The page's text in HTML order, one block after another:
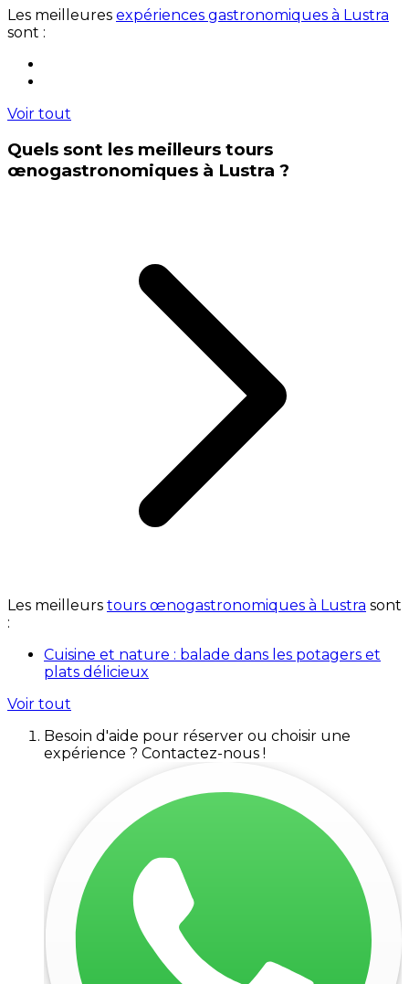
Les meilleures expériences gastronomiques à Lustra
sont :
Voir tout
Quels sont les meilleurs tours
œnogastronomiques à Lustra ?
Les meilleurs tours œnogastronomiques à Lustra sont
:
Cuisine et nature : balade dans les potagers et
plats délicieux
Voir tout
Besoin d'aide pour réserver ou choisir une
expérience ? Contactez-nous !